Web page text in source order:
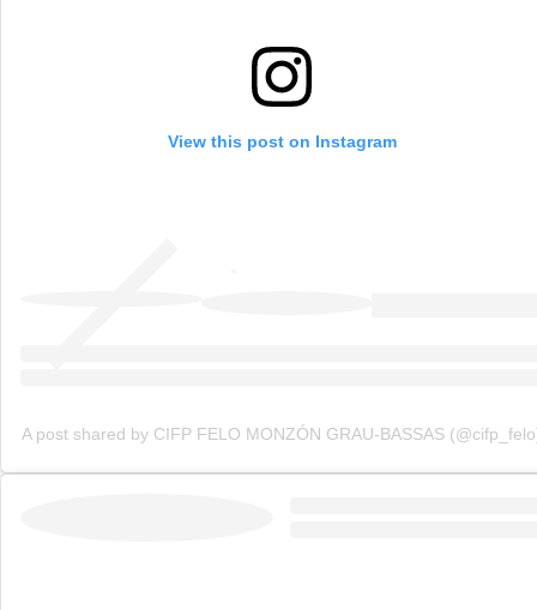
View this post on Instagram
A post shared by CIFP FELO MONZÓN GRAU-BASSAS